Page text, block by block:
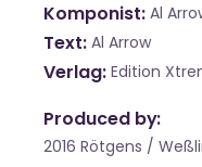
Komponist Al
Text Al Arrow
Verlag Edition
Produced by:
2016 Rötgens /